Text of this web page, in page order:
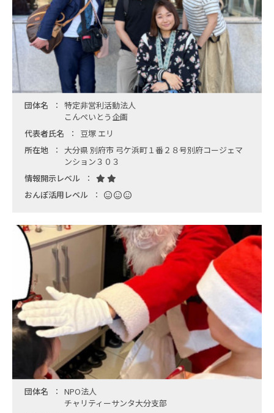
団体名
特定非営利活動法人
こんぺいとう企画
代表者氏名
豆塚 エリ
所在地
大分県 別府市 弓ケ浜町１番２８号別府コージェマ
ンション３０３
情報開示レベル
おんぽ活用レベル
団体名
NPO法人
チャリティーサンタ大分支部